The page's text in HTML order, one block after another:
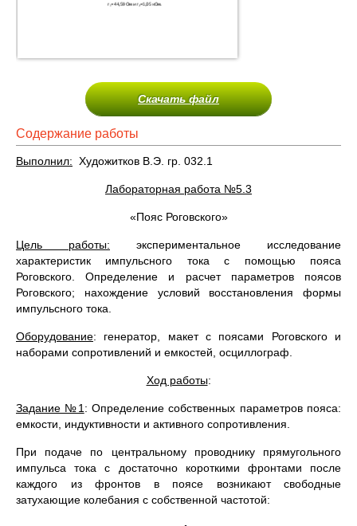
Скачать файл
Содержание работы
Выполнил: Художитков В.Э. гр. 032.1
Лабораторная работа №5.3
«Пояс Роговского»
Цель работы: экспериментальное исследование
характеристик импульсного тока с помощью пояса
Роговского. Определение и расчет параметров поясов
Роговского; нахождение условий восстановления формы
импульсного тока.
Оборудование: генератор, макет с поясами Роговского и
наборами сопротивлений и емкостей, осциллограф.
Ход работы:
Задание №1 : Определение собственных параметров пояса:
емкости, индуктивности и активного сопротивления.
При подаче по центральному проводнику прямугольного
импульса тока с достаточно короткими фронтами после
каждого из фронтов в поясе возникают свободные
затухающие колебания с собственной частотой: